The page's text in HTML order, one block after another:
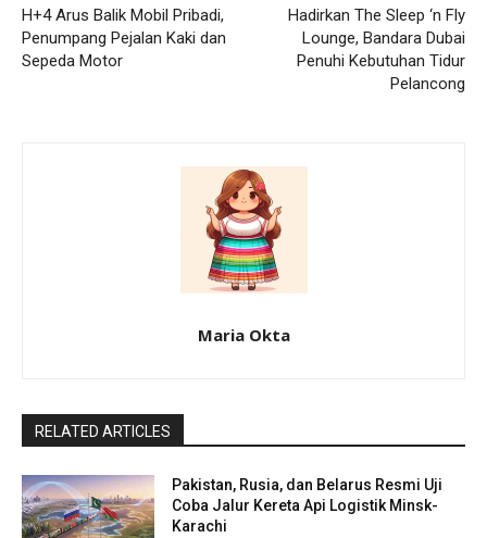
H+4 Arus Balik Mobil Pribadi,
Penumpang Pejalan Kaki dan
Sepeda Motor
Hadirkan The Sleep ‘n Fly
Lounge, Bandara Dubai
Penuhi Kebutuhan Tidur
Pelancong
Maria Okta
RELATED ARTICLES
Pakistan, Rusia, dan Belarus Resmi Uji
Coba Jalur Kereta Api Logistik Minsk-
Karachi